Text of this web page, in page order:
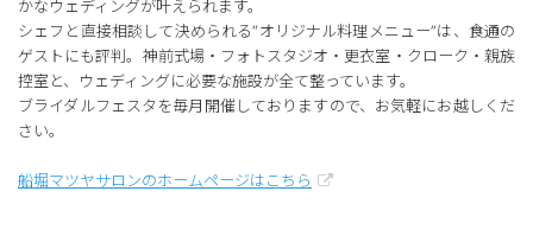
かなウェディングが叶えられます。
シェフと直接相談して決められる“オリジナル料理メニュー”は、食通の
ゲストにも評判。神前式場・フォトスタジオ・更衣室・クローク・親族
控室と、ウェディングに必要な施設が全て整っています。
ブライダルフェスタを毎月開催しておりますので、お気軽にお越しくだ
さい。
船堀マツヤサロンのホームページはこちら